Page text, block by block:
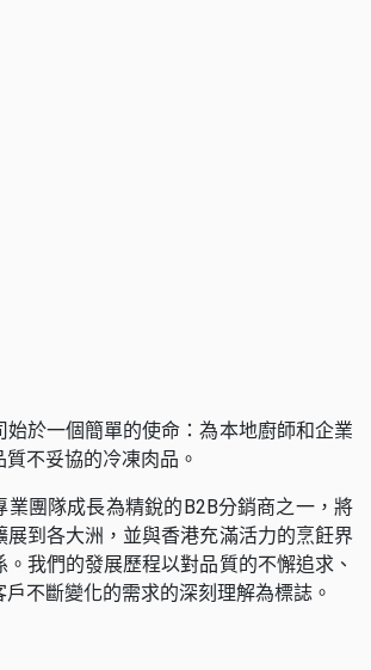
始於一個簡單的使命：為本地廚師和企業
不妥協的冷凍肉品。
業團隊成長為精銳的B2B分銷商之一，將
展到各大洲，並與香港充滿活力的烹飪界
我們的發展歷程以對品質的不懈追求、
不斷變化的需求的深刻理解為標誌。